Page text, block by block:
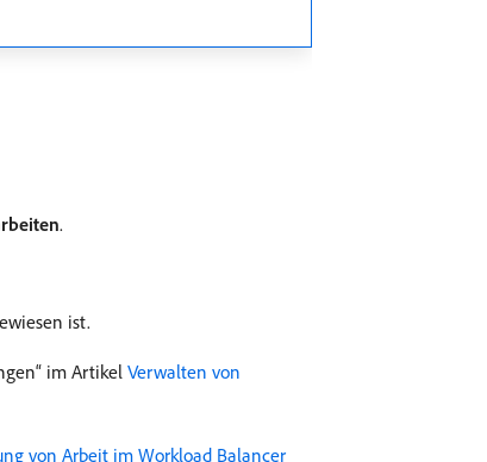
.
ist.
im Artikel Verwalten von
von Arbeit im Workload Balancer